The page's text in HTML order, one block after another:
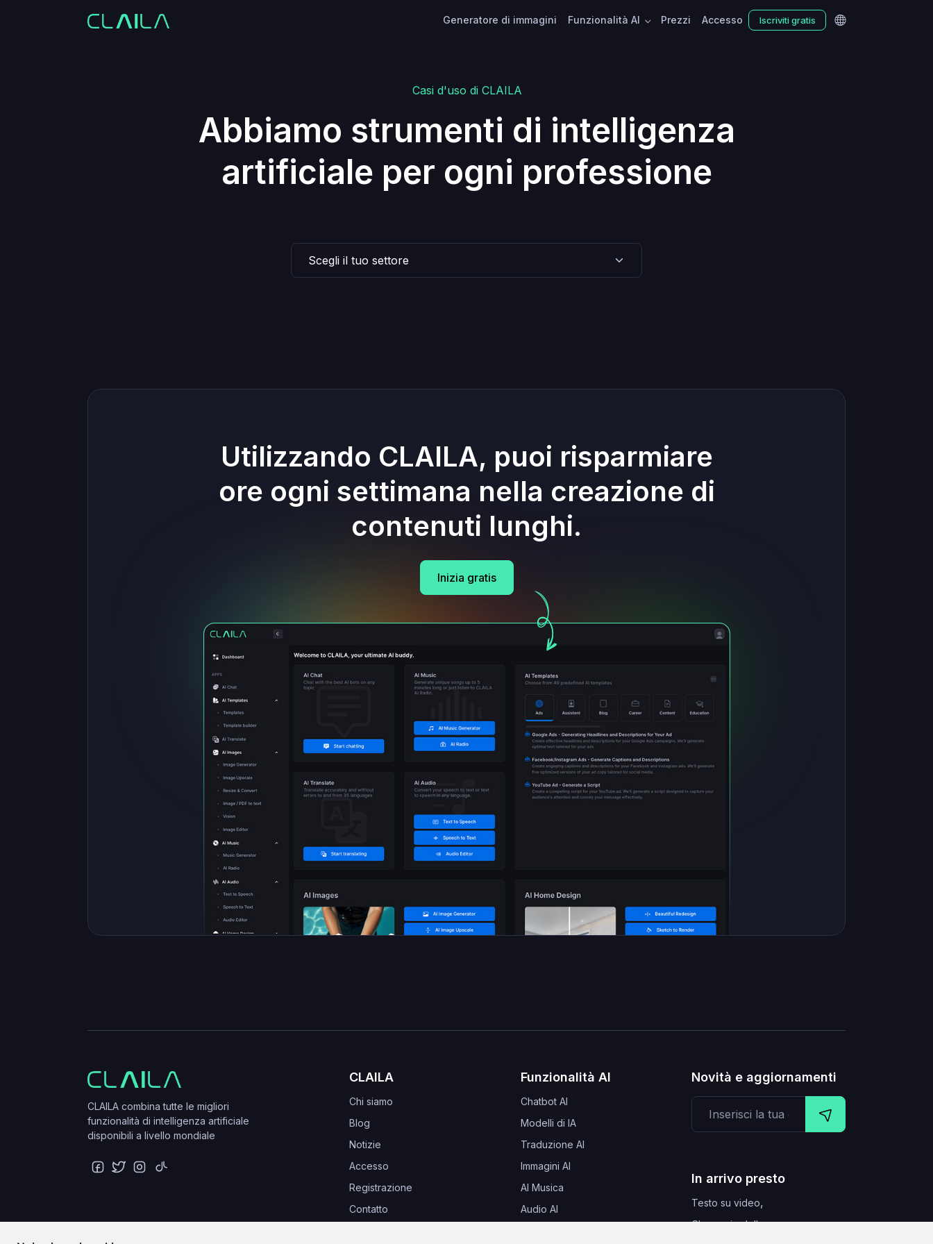
Generatore di immagini Funzionalità AI Prezzi Accesso Iscriviti gratis
Casi d'uso di CLAILA
Abbiamo strumenti di intelligenza
artificiale per ogni professione
Utilizzando CLAILA, puoi risparmiare
ore ogni settimana nella creazione di
contenuti lunghi.
Inizia gratis
CLAILA
Chi siamo
Blog
Notizie
Accesso
Registrazione
Contatto
Funzionalità AI
Chatbot AI
Modelli di IA
Traduzione AI
Immagini AI
AI Musica
Audio AI
Novità e aggiornamenti
In arrivo presto
Testo su video,
Clonaggio della voce,
CLAILA combina tutte le migliori
funzionalità di intelligenza artificiale
disponibili a livello mondiale